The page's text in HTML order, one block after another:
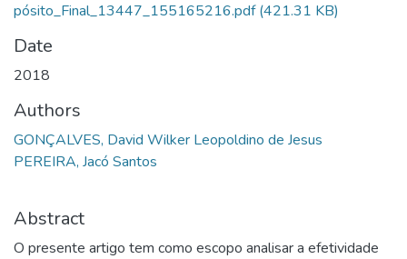
pósito_Final_13447_155165216.pdf(421.31 KB)
Date
2018
Authors
GONÇALVES, David Wilker Leopoldino de Jesus
PEREIRA, Jacó Santos
Abstract
O presente artigo tem como escopo analisar a efetividade